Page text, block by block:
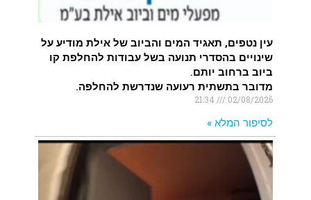
עין נטפים, תאגיד המים והביוב של אילת מודיע על
שינויים בהסדרי תנועה בשל עבודות להחלפת קו
ביוב ברחוב יותם.
מדובר בתשתית רעועה שנדרשת להחלפה.
02/08/2026
לסיפור המלא »